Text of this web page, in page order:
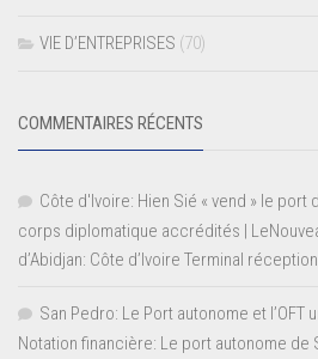
VIE D’ENTREPRISES (70)
COMMENTAIRES RÉCENTS
Côte d'Ivoire: Hien Sié « vend » le port
corps diplomatique accrédités |
d’Abidjan: Côte d’Ivoire Terminal
San Pedro: Le Port autonome et
Notation financière: Le port autonome de